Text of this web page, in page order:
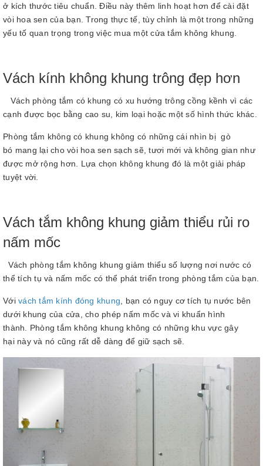
ở kích thước tiêu chuẩn. Điều này thêm linh hoạt hơn để cài đặt
vòi hoa sen của bạn. Trong thực tế, tùy chỉnh là một trong những
yếu tố quan trọng trong việc mua một cửa tắm không khung.
Vách kính không khung trông đẹp hơn
Vách phòng tắm có khung có xu hướng trông cồng kềnh vì các
cạnh được bọc bằng cao su, kim loại hoặc một số hình thức khác.
Phòng tắm không có khung không có những cái nhìn bị gò
bó mang lại cho vòi hoa sen sạch sẽ, tươi mới và không gian như
được mở rộng hơn. Lựa chọn không khung đó là một giải pháp
tuyệt vời.
Vách tắm không khung giảm thiểu rủi ro
nấm mốc
Vách phòng tắm không khung giảm thiểu số lượng nơi nước có
thể tích tụ và nấm mốc có thể phát triển trong phòng tắm của bạn.
Với vách tắm kính đóng khung , bạn có nguy cơ tích tụ nước bên
dưới khung của cửa, cho phép nấm mốc và vi khuẩn hình
thành. Phòng tắm không khung không có những khu vực gây
hại này và nó cũng rất dễ dàng để giữ sạch sẽ.